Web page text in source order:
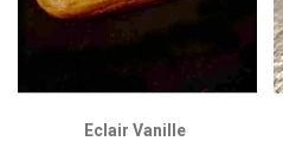
Eclair Vanille